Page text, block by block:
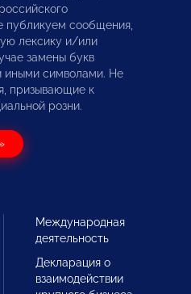
публикуем сообщения,
лексику и/или
замены букв
иными символами. Не
призывающие к
розни.
Международная
деятельность
Декларация о
взаимодействии